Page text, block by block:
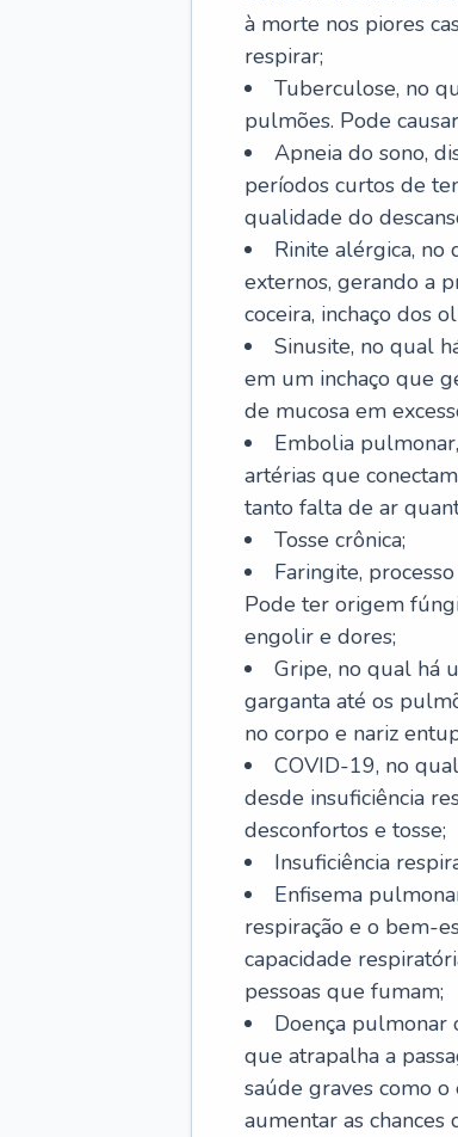
à morte nos piores
respirar;
Tuberculose, no
pulmões. Pode
Apneia do sono,
períodos curtos de
qualidade do
Rinite alérgica, no
externos, gerando a
coceira, inchaço dos
Sinusite, no qual
em um inchaço que
de mucosa em
Embolia
artérias que
tanto falta de ar
Tosse crônica;
Faringite,
Pode ter origem
engolir e dores;
Gripe, no qual há
garganta até os
no corpo e nariz
COVID-19, no
desde insuficiência
desconfortos e tosse;
Insuficiência
Enfisema
respiração e o bem-
capacidade
pessoas que fumam;
Doença pulmonar
que atrapalha a
saúde graves como
aumentar as